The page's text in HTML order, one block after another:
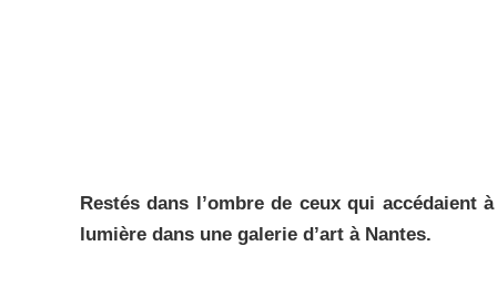
Restés dans l’ombre de ceux qui
lumière dans une galerie d’art à Nantes.